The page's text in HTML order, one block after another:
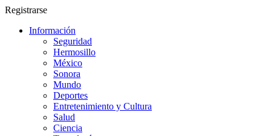
Registrarse
Información
Seguridad
Hermosillo
México
Sonora
Mundo
Deportes
Entretenimiento y Cultura
Salud
Ciencia